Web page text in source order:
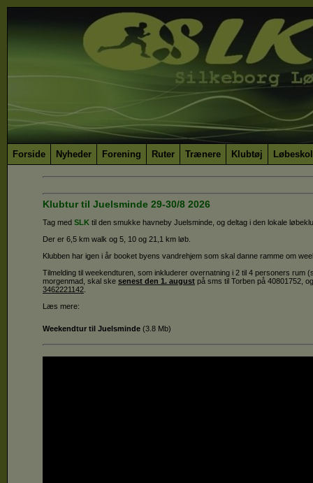
Forside Nyheder Forening Ruter Trænere Klubtøj
Klubtur til Juelsminde 29-30/8 2026
Tag med SLK til den smukke havneby Juelsminde, og deltag i den lokale
Der er 6,5 km walk og 5, 10 og 21,1 km løb.
Klubben har igen i år booket byens vandrehjem som skal danne ramme om
Tilmelding til weekendturen, som inkluderer overnatning i 2 til 4 personers rum
morgenmad, skal ske senest den 1. august på sms til Torben på 40801752,
3462221142
Læs mere:
Weekendtur til Juelsminde (3.8 Mb)